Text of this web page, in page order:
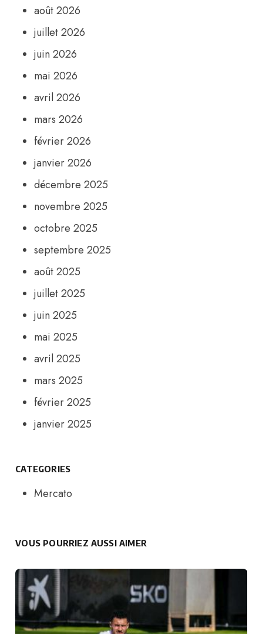
août 2026
juillet 2026
juin 2026
mai 2026
avril 2026
mars 2026
février 2026
janvier 2026
décembre 2025
novembre 2025
octobre 2025
septembre 2025
août 2025
juillet 2025
juin 2025
mai 2025
avril 2025
mars 2025
février 2025
janvier 2025
CATEGORIES
Mercato
VOUS POURRIEZ AUSSI AIMER